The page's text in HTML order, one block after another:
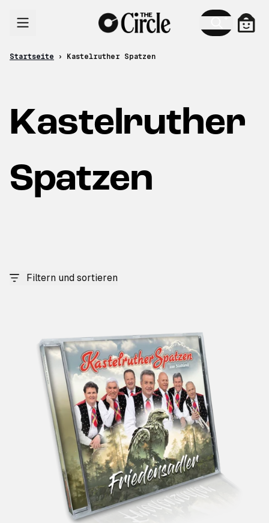
Startseite › Kastelruther Spatzen
Kastelruther
Spatzen
Filtern und sortieren